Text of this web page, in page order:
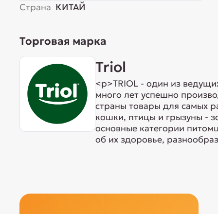
Страна КИТАЙ
Торговая марка
Triol
<p>TRIOL - один из
много лет успешно
страны товары для самых
кошки, птицы и грызуны -
основные категории
об их здоровье,